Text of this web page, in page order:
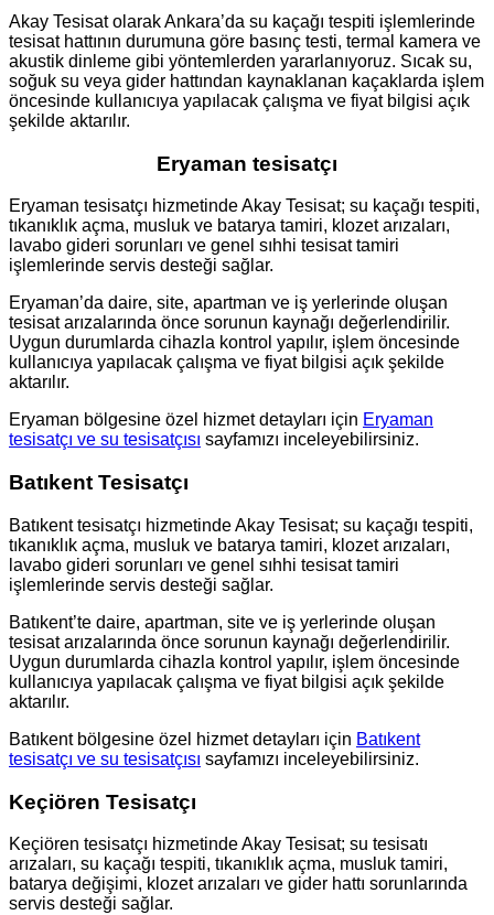
Akay Tesisat olarak Ankara’da su kaçağı tespiti işlemlerinde
tesisat hattının durumuna göre basınç testi, termal kamera ve
akustik dinleme gibi yöntemlerden yararlanıyoruz. Sıcak su,
soğuk su veya gider hattından kaynaklanan kaçaklarda işlem
öncesinde kullanıcıya yapılacak çalışma ve fiyat bilgisi açık
şekilde aktarılır.
Eryaman tesisatçı
Eryaman tesisatçı hizmetinde Akay Tesisat; su kaçağı tespiti,
tıkanıklık açma, musluk ve batarya tamiri, klozet arızaları,
lavabo gideri sorunları ve genel sıhhi tesisat tamiri
işlemlerinde servis desteği sağlar.
Eryaman’da daire, site, apartman ve iş yerlerinde oluşan
tesisat arızalarında önce sorunun kaynağı değerlendirilir.
Uygun durumlarda cihazla kontrol yapılır, işlem öncesinde
kullanıcıya yapılacak çalışma ve fiyat bilgisi açık şekilde
aktarılır.
Eryaman bölgesine özel hizmet detayları için Eryaman
tesisatçı ve su tesisatçısı sayfamızı inceleyebilirsiniz.
Batıkent Tesisatçı
Batıkent tesisatçı hizmetinde Akay Tesisat; su kaçağı tespiti,
tıkanıklık açma, musluk ve batarya tamiri, klozet arızaları,
lavabo gideri sorunları ve genel sıhhi tesisat tamiri
işlemlerinde servis desteği sağlar.
Batıkent’te daire, apartman, site ve iş yerlerinde oluşan
tesisat arızalarında önce sorunun kaynağı değerlendirilir.
Uygun durumlarda cihazla kontrol yapılır, işlem öncesinde
kullanıcıya yapılacak çalışma ve fiyat bilgisi açık şekilde
aktarılır.
Batıkent bölgesine özel hizmet detayları için Batıkent
tesisatçı ve su tesisatçısı sayfamızı inceleyebilirsiniz.
Keçiören Tesisatçı
Keçiören tesisatçı hizmetinde Akay Tesisat; su tesisatı
arızaları, su kaçağı tespiti, tıkanıklık açma, musluk tamiri,
batarya değişimi, klozet arızaları ve gider hattı sorunlarında
servis desteği sağlar.